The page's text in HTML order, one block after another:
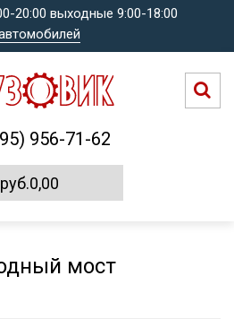
20:00 выходные 9:00-18:00
956-71-62
руб.0,00
мост